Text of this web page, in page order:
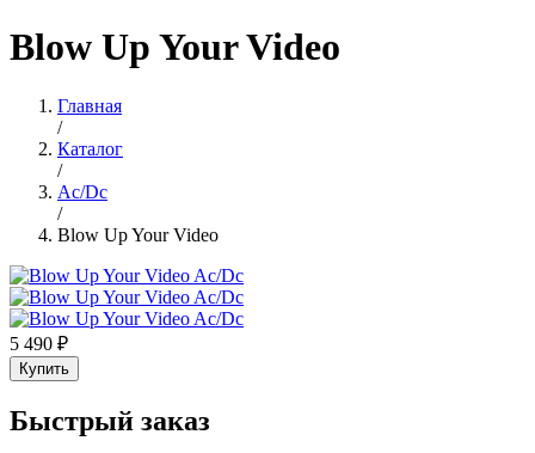
Blow Up Your Video
Главная
/
Каталог
/
Ac/Dc
/
Blow Up Your Video
5 490 ₽
Купить
Быстрый заказ